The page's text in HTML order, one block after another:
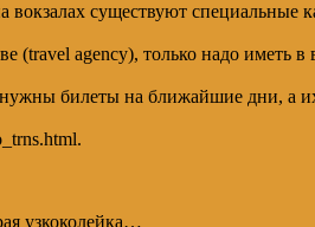
существуют специальные
agency), только надо иметь
билеты на ближайшие дни, а
узкоколейка…